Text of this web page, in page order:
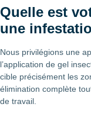
Quelle est
une
Nous privilégions une
l’application de gel
cible précisément les
élimination complète
de travail.